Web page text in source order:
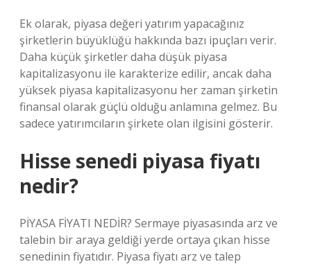
Ek olarak, piyasa değeri yatırım yapacağınız
şirketlerin büyüklüğü hakkında bazı ipuçları verir.
Daha küçük şirketler daha düşük piyasa
kapitalizasyonu ile karakterize edilir, ancak daha
yüksek piyasa kapitalizasyonu her zaman şirketin
finansal olarak güçlü olduğu anlamına gelmez. Bu
sadece yatırımcıların şirkete olan ilgisini gösterir.
Hisse senedi piyasa fiyatı
nedir?
PİYASA FİYATI NEDİR? Sermaye piyasasında arz ve
talebin bir araya geldiği yerde ortaya çıkan hisse
senedinin fiyatıdır. Piyasa fiyatı arz ve talep